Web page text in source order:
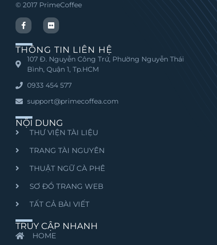
© 2017 PrimeCoffee
THÔNG TIN LIÊN HỆ
107 Đ. Nguyễn Công Trứ, Phường Nguyễn Thái
Bình, Quận 1, Tp.HCM
0933 454 577
support@primecoffea.com
NỘI DUNG
THƯ VIỆN TÀI LIỆU
TRANG TÀI NGUYÊN
THUẬT NGỮ CÀ PHÊ
SƠ ĐỒ TRANG WEB
TẤT CẢ BÀI VIẾT
TRUY CẬP NHANH
HOME